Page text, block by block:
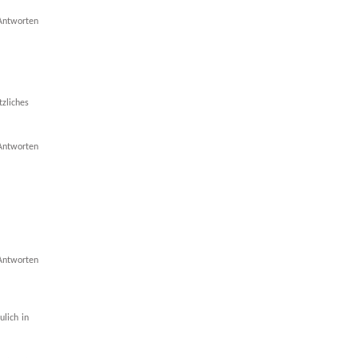
in